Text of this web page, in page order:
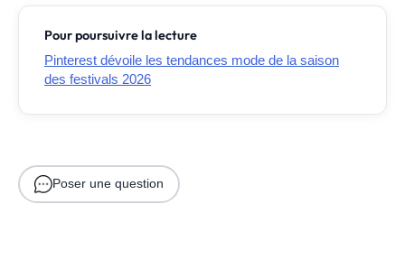
Pour poursuivre la lecture
Pinterest dévoile les tendances mode de la saison
des festivals 2026
Poser une question